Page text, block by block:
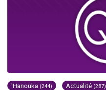
'Hanouka (244) Actualité (287)